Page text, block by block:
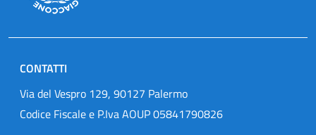
CONTATTI
Via del Vespro 129, 90127 Palermo
Codice Fiscale e P.Iva AOUP 05841790826